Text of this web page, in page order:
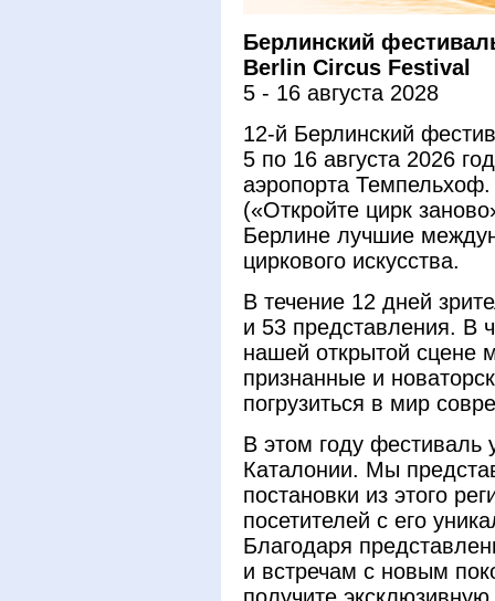
Берлинский
Berlin Circus Festival
5 - 16 августа 2028
12-й Берлинский
5 по 16 августа 2026
аэропорта
(«Откройте цирк
Берлине лучшие
циркового искусства.
В течение 12 дней
и 53 представления. В
нашей открытой сцене
признанные и
погрузиться в мир
В этом году фестиваль
Каталонии. Мы
постановки из этого
посетителей с его
Благодаря
и встречам с новым